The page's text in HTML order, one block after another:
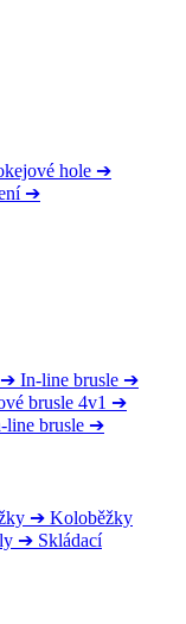
hole ➔
➔
➔ In-line brusle ➔
brusle 4v1 ➔
line brusle ➔
➔ Koloběžky
➔ Skládací